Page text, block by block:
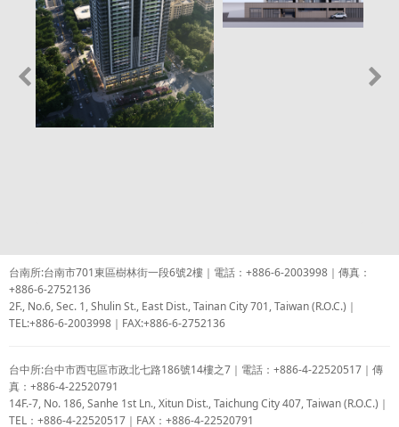
台南所:台南市701東區樹林街一段6號2樓｜電話：+886-6-2003998｜傳真：
+886-6-2752136
2F., No.6, Sec. 1, Shulin St., East Dist., Tainan City 701, Taiwan (R.O.C.)｜
TEL:+886-6-2003998｜FAX:+886-6-2752136
台中所:台中市西屯區市政北七路186號14樓之7｜電話：+886-4-22520517｜傳
真：+886-4-22520791
14F.-7, No. 186, Sanhe 1st Ln., Xitun Dist., Taichung City 407, Taiwan (R.O.C.)｜
TEL：+886-4-22520517｜FAX：+886-4-22520791